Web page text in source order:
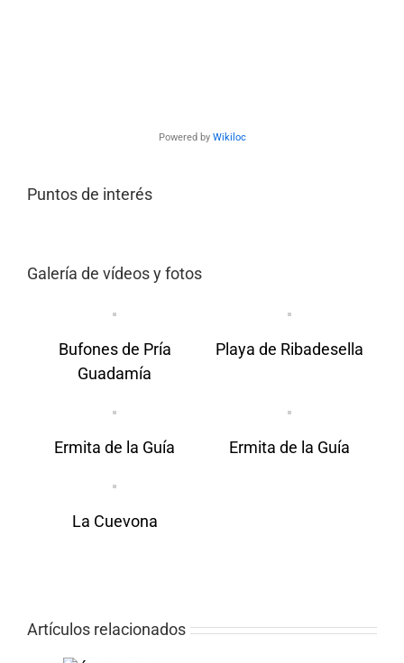
Powered by Wikiloc
Puntos de interés
Galería de vídeos y fotos
Bufones de Pría
Guadamía
Playa de Ribadesella
Ermita de la Guía Ermita de la Guía
La Cuevona
Artículos relacionados